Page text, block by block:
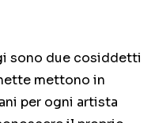
sono due cosiddetti
mettono in
per ogni artista